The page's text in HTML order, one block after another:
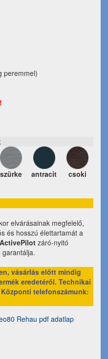
peremmel)
szürke antracit csoki
elvárásainak megfelelő,
és hosszú élettartamát a
záró-nyitó
garantálja.
vásárlás előtt mindig
eredetéről. Technikai
Központi telefonszámunk:
Rehau pdf adatlap